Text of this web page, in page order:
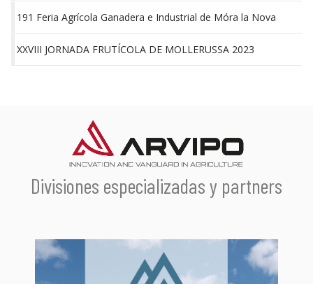
191 Feria Agrícola Ganadera e Industrial de Móra la Nova
XXVIII JORNADA FRUTÍCOLA DE MOLLERUSSA 2023
Divisiones especializadas y partners